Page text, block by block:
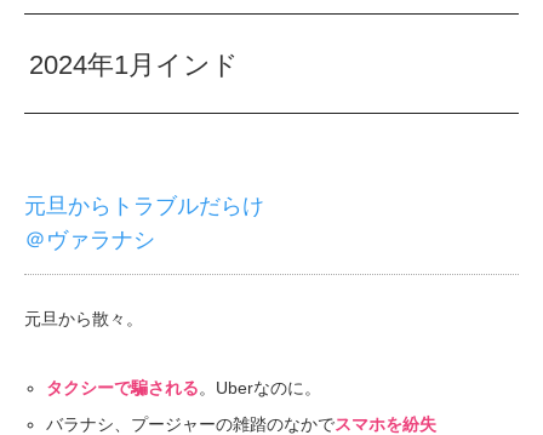
2024年1月インド
元旦からトラブルだらけ
＠ヴァラナシ
元旦から散々。
タクシーで騙される。Uberなのに。
バラナシ、プージャーの雑踏のなかでスマホを紛失